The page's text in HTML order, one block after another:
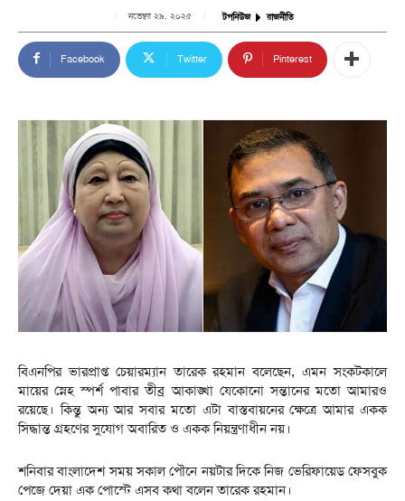
নভেম্বর ২৯, ২০২৫ টপনিউজ রাজনীতি
Facebook Twitter Pinterest
বিএনপির ভারপ্রাপ্ত চেয়ারম্যান তারেক রহমান বলেছেন, এমন সংকটকালে
মায়ের স্নেহ স্পর্শ পাবার তীব্র আকাঙ্খা যেকোনো সন্তানের মতো আমারও
রয়েছে। কিন্তু অন্য আর সবার মতো এটা বাস্তবায়নের ক্ষেত্রে আমার একক
সিদ্ধান্ত গ্রহণের সুযোগ অবারিত ও একক নিয়ন্ত্রণাধীন নয়।
শনিবার বাংলাদেশ সময় সকাল পৌনে নয়টার দিকে নিজ ভেরিফায়েড ফেসবুক
পেজে দেয়া এক পোস্টে এসব কথা বলেন তারেক রহমান।